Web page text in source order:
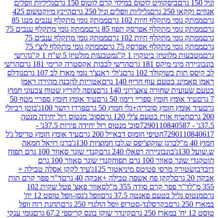
ביסקוויט לוטוס במילוי קרם לוטוס 150 גרם
גליליות וופלים
גרם
גליליות וופלים וניל 250 גרם
היינץ מיוקטשופ 425
מתקלף חיות 102 גרם
ממתק גומי מתקלף ענבים מנגו 85
מתקלף אפרסק תפוז 85 גרם
ממתק גומי מתקלף ענבים 75
מתקלף חיות 102 גרם
ממתק גומי מתקלף ענבים 75
מתקלף אפרסק 75 גרם
ממתק גומי מתקלף ליצ'י 75
ביטקוין 1 ק"ג
מטבעות מולטיזן 5 ש"ח 1 ק"ג
הרשי
מיקס 181 גרם
הרשי לבבות אקסטרה קרימי 181 גרם
הרשי
102 גרם
ג'ולי ראנצ'ר גומי מארז לב 107 גרם
נודלס
עוף חריף 140 גרם
אטריות להכנה מהירה ראמן
שחורה צאצ'רוני 140 גרם
צופה לקריץ שטוח צבעוני חמוץ
חומץ ספריי רימון 50 גרם
עיד אומץ חומץ ספריי מטף 50
חומץ סוכריה+גלי חמוץ 50 גרם
פררו רושר 100ג'
בוטן רביולי
אורז בטעם צ'לי 120 גרם
סוכ' מנטוס רול יחידה מנטה
סוכ' מנטוס רול יחידה פירות 37.5ג' -
חטיפי חומוס דבאייל 200 גרם
עיד אומץ חומץ טריפל ג'ל
ברגן שוקוצ'יפס ש.לבן חמוציות 130ג'
ברגן רויאל חמאה
בונבוניירה רפאלו 240 גרם
קנדי שוגר סאוור 100 גרם תפוח
100 גרם תפוח
קנדי שוגר סאוור 100 גרם
מרסי פטיטס מיניאטור 125ג'
עיד לקקן אסלה טבילה +
לקקן פח אשפה טבילה +אבקה 40 גרם
ד"ר פפר קרם תות
פפר קרם סודה 355 מ"ל
סאוור פאצ' פטל שקית 102
בטעם פאנטה 37.5 גרם
וופל ג'נסן-וופל טוסט 12 יח'
בקרסלנד-סטרופ וופל הולנדי 250 גרם
תחנת רוח וופל
קינדר שוקו בונס קריספי 67.2 גרם
גומי ענקי